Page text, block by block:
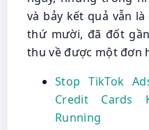
và bảy kết quả vẫn
thứ mười, đã đốt
thu về được một đơn
Stop TikTok
Credit Cards
Running